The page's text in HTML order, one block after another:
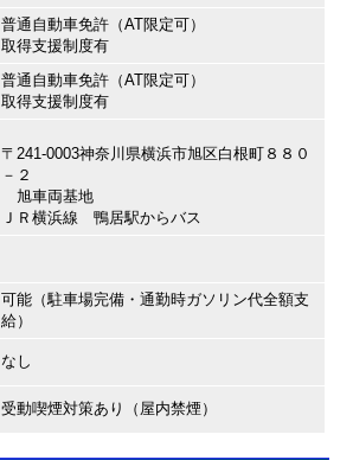
普通自動車免許（AT限定可）
取得支援制度有
普通自動車免許（AT限定可）
取得支援制度有
〒241-0003神奈川県横浜市旭区白根町８８０
－２
旭車両基地
ＪＲ横浜線 鴨居駅からバス
可能（駐車場完備・通勤時ガソリン代全額支
給）
なし
受動喫煙対策あり（屋内禁煙）